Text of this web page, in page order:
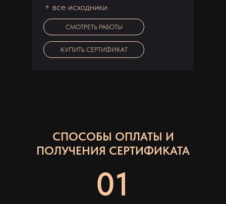
ЗАКАЗАТЬ РЕТУШЬ
СМОТРЕТЬ РАБОТЫ
КУПИТЬ СЕРТИФИКАТ
+ все исходники
СПОСОБЫ ОПЛАТЫ И
ПОЛУЧЕНИЯ СЕРТИФИКАТА
01